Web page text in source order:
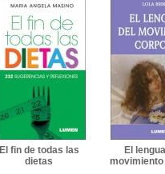
El fin de todas las
dietas
El
movimiento